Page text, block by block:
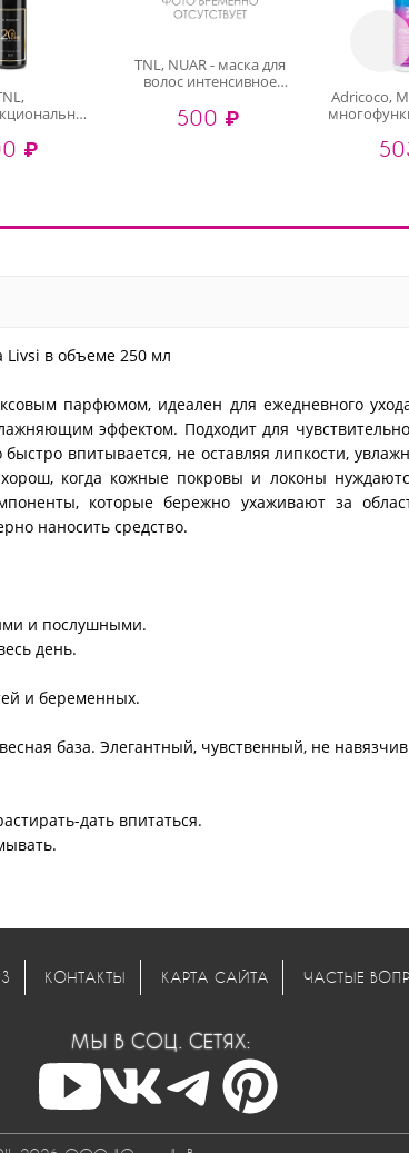
в 1 , 100 мл
₽
TNL, NUAR - маска для
волос интенсивное
восстановление САШЕ
(тестер), 10 мл
500 ₽
Adricoco,
в объеме 250 мл
парфюмом, идеален для ежедневного
эффектом. Подходит для
впитывается, не оставляя липкости,
когда кожные покровы и локоны
которые бережно ухаживают за
наносить средство.
и послушными.
день.
и беременных.
база. Элегантный, чувственный, не
дать впитаться.
КОНТАКТЫ КАРТА САЙТА ЧАСТЫЕ
МЫ В СОЦ. СЕТЯХ: